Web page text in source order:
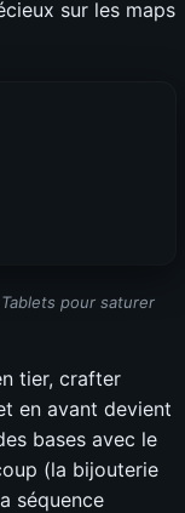
sur les maps
pour saturer
tier, crafter
en avant devient
bases avec le
(la bijouterie
séquence